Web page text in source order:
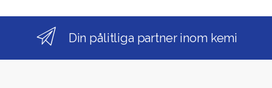
Din pålitliga partner inom kemi